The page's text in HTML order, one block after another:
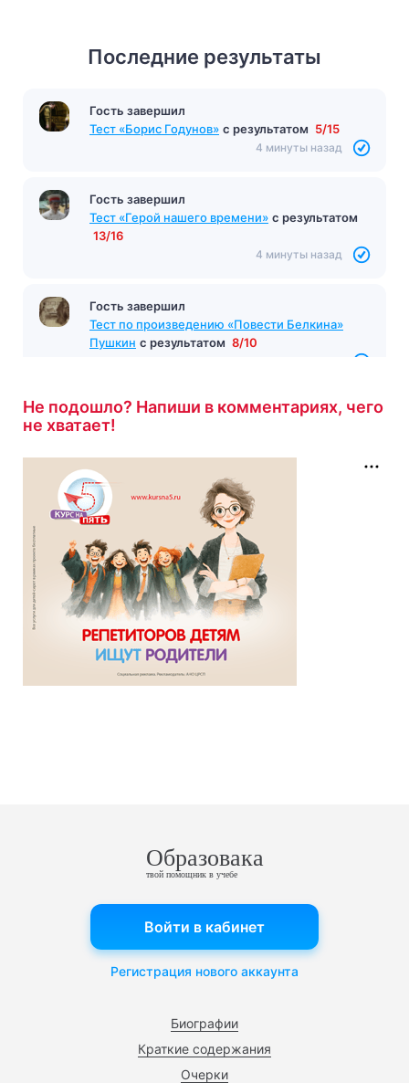
Последние результаты
Гость завершил
Тест «Борис Годунов» с результатом 5/15
4 минуты назад
Гость завершил
Тест «Герой нашего времени» с результатом
13/16
4 минуты назад
Гость завершил
Тест по произведению «Повести Белкина»
Пушкин с результатом 8/10
Не подошло? Напиши в комментариях, чего
не хватает!
Образовака
твой помощник в учебе
Биографии
Краткие содержания
Очерки
Войти в кабинет
Регистрация нового аккаунта